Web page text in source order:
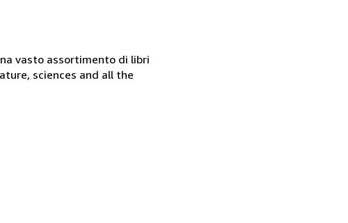
vasto assortimento di libri
sciences and all the